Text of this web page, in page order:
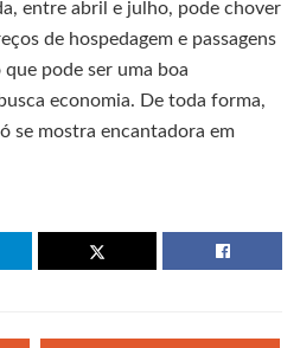
entre abril e julho, pode chover
de hospedagem e passagens
pode ser uma boa
economia. De toda forma,
se mostra encantadora em